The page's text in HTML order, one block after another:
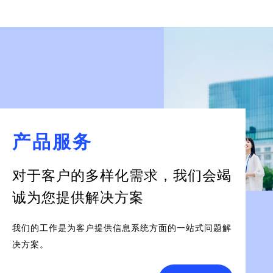
产品服务
对于客户的多样化需求， 我们会竭
诚为您提供解决方案
我们的工作是为客户提供信息系统方面的一站式问题解
决方案。